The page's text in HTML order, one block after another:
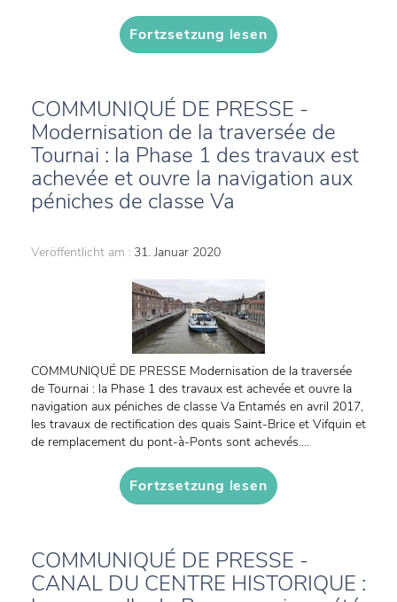
Fortzsetzung lesen
COMMUNIQUÉ DE PRESSE -
Modernisation de la traversée de
Tournai : la Phase 1 des travaux est
achevée et ouvre la navigation aux
péniches de classe Va
Veröffentlicht am : 31. Januar 2020
COMMUNIQUÉ DE PRESSE Modernisation de la traversée
de Tournai : la Phase 1 des travaux est achevée et ouvre la
navigation aux péniches de classe Va Entamés en avril 2017,
les travaux de rectification des quais Saint-Brice et Vifquin et
de remplacement du pont-à-Ponts sont achevés....
Fortzsetzung lesen
COMMUNIQUÉ DE PRESSE -
CANAL DU CENTRE HISTORIQUE :